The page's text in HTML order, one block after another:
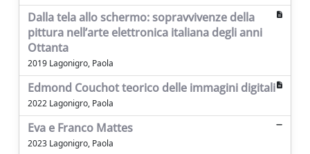
Dalla tela allo schermo: sopravvivenze della
pittura nell’arte elettronica italiana degli anni
Ottanta
2019 Lagonigro, Paola
Edmond Couchot teorico delle immagini digitali
2022 Lagonigro, Paola
Eva e Franco Mattes
2023 Lagonigro, Paola